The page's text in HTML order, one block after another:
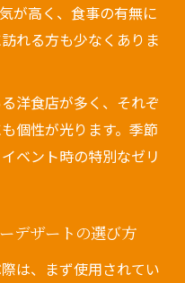
が高く、食事の有無に
れる方も少なくありま
洋食店が多く、それぞ
個性が光ります。季節
ベント時の特別なゼリ
デザートの選び方
は、まず使用されてい